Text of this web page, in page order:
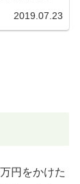
2019.07.23
円をかけた